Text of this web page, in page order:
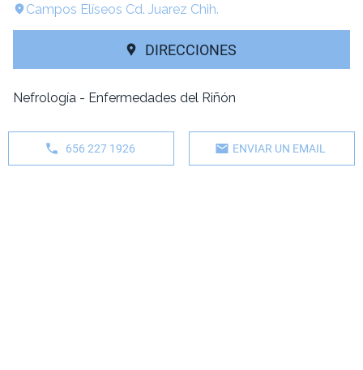
Campos Elíseos Cd. Juarez Chih.
DIRECCIONES
Nefrología - Enfermedades del Riñón
656 227 1926 ENVIAR UN EMAIL